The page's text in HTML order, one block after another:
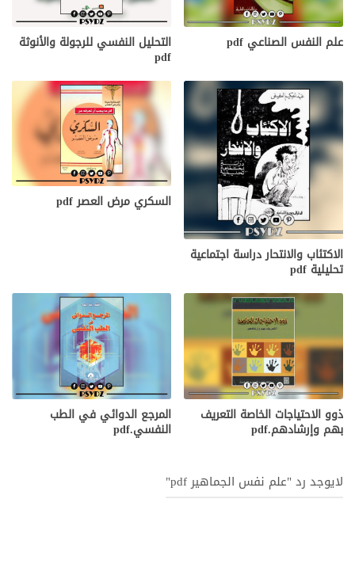
علم النفس الصناعي pdf التحليل النفسي للرجولة والأنوثة
pdf
الاكتئاب والانتحار دراسة اجتماعية
تحليلية pdf
السكري مرض العصر pdf
ذوو الاحتياجات الخاصة التعريف
بهم وإرشادهم.pdf
المرجع الدوائي في الطب
النفسي.pdf
لايوجد رد "علم نفس الجماهير pdf"